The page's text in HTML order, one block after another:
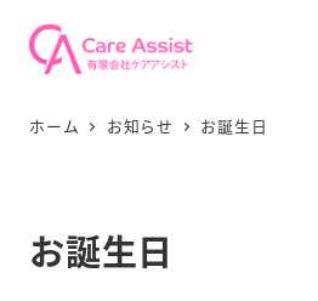
ホーム お知らせ お誕生日
お誕生日